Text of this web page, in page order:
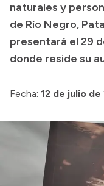
naturales y
de Río Negro,
presentará el 29
donde reside su
Fecha: 12 de julio de